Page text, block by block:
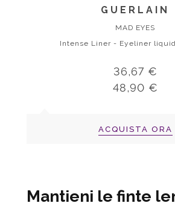
GUERLAIN
MAD EYES
Intense Liner - Eyeliner
36,67 €
48,90 €
ACQUISTA ORA
Mantieni le finte